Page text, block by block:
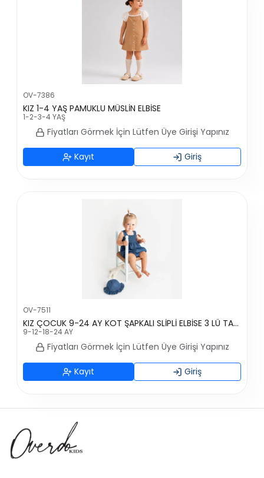
OV-7386
KIZ 1-4 YAŞ PAMUKLU MÜSLİN ELBİSE
1-2-3-4 YAŞ
Fiyatları Görmek İçin Lütfen Üye Girişi Yapınız
Kayıt Giriş
OV-7511
KIZ ÇOCUK 9-24 AY KOT ŞAPKALI SLİPLİ ELBİSE 3 LÜ TAKIM
9-12-18-24 AY
Fiyatları Görmek İçin Lütfen Üye Girişi Yapınız
Kayıt Giriş